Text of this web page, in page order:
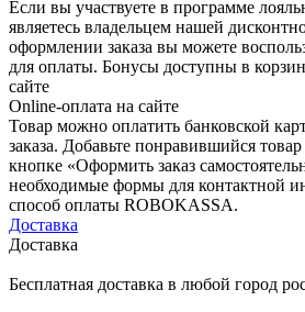
Если вы участвуете в программе
являетесь владельцем нашей
оформлении заказа вы можете
для оплаты. Бонусы доступны в
сайте
Online-оплата на сайте
Товар можно оплатить банковской
заказа. Добавьте понравившийся
кнопке «Оформить заказ
необходимые формы для контактной
способ оплаты ROBOKASSA.
Доставка
Доставка
Бесплатная доставка в любой город